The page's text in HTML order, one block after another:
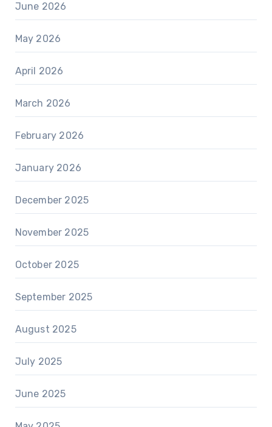
June 2026
May 2026
April 2026
March 2026
February 2026
January 2026
December 2025
November 2025
October 2025
September 2025
August 2025
July 2025
June 2025